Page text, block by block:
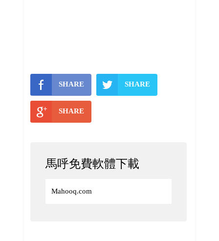
SHARE SHARE
SHARE
馬呼免費軟體下載
Mahooq.com